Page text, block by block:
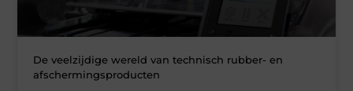
De veelzijdige wereld van technisch rubber- en
afschermingsproducten